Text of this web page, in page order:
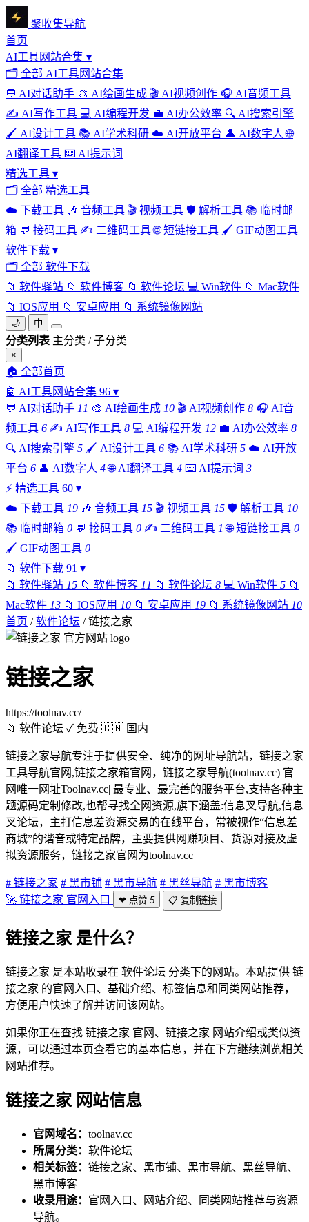
聚收集导航
首页
AI工具网站合集 ▾
🗂 全部 AI工具网站合集
💬 AI对话助手 🎨 AI绘画生成 🎬 AI视频创作 🎧 AI音频工具
✍️ AI写作工具 💻 AI编程开发 💼 AI办公效率 🔍 AI搜索引擎
🖌️ AI设计工具 📚 AI学术科研 ☁️ AI开放平台 👤 AI数字人 🌐
AI翻译工具 ⌨️ AI提示词
精选工具 ▾
🗂 全部 精选工具
☁️ 下载工具 🎶 音频工具 🎬 视频工具 🛡️ 解析工具 📚 临时邮
箱 💬 接码工具 ✍️ 二维码工具 🌐 短链接工具 🖌️ GIF动图工具
软件下载 ▾
🗂 全部 软件下载
📁 软件驿站 📁 软件博客 📁 软件论坛 💻 Win软件 📁 Mac软件
📁 IOS应用 📁 安卓应用 📁 系统镜像网站
🌙 中
分类列表 主分类 / 子分类
×
🏠 全部首页
🤖 AI工具网站合集 96 ▾
💬 AI对话助手 11 🎨 AI绘画生成 10 🎬 AI视频创作 8 🎧 AI音
频工具 6 ✍️ AI写作工具 8 💻 AI编程开发 12 💼 AI办公效率 8
🔍 AI搜索引擎 5 🖌️ AI设计工具 6 📚 AI学术科研 5 ☁️ AI开放
平台 6 👤 AI数字人 4 🌐 AI翻译工具 4 ⌨️ AI提示词 3
⚡ 精选工具 60 ▾
☁️ 下载工具 19 🎶 音频工具 15 🎬 视频工具 15 🛡️ 解析工具 10
📚 临时邮箱 0 💬 接码工具 0 ✍️ 二维码工具 1 🌐 短链接工具 0
🖌️ GIF动图工具 0
📁 软件下载 91 ▾
📁 软件驿站 15 📁 软件博客 11 📁 软件论坛 8 💻 Win软件 5 📁
Mac软件 13 📁 IOS应用 10 📁 安卓应用 19 📁 系统镜像网站 10
首页 / 软件论坛 / 链接之家
链接之家
https://toolnav.cc/
📁 软件论坛 ✓ 免费 🇨🇳 国内
链接之家导航专注于提供安全、纯净的网址导航站，链接之家
工具导航官网,链接之家箱官网，链接之家导航(toolnav.cc) 官
网唯一网址Toolnav.cc| 最专业、最完善的服务平台,支持各种主
题源码定制修改,也帮寻找全网资源,旗下涵盖:信息叉导航,信息
叉论坛，主打‌信息差资源交易‌的在线平台，常被视作“信息差
商城”的谐音或特定品牌，主要提供网赚项目、货源对接及虚
拟资源服务，链接之家官网为toolnav.cc
# 链接之家 # 黑市铺 # 黑市导航 # 黑丝导航 # 黑市博客
🚀 链接之家 官网入口
❤ 点赞 5 📋 复制链接
链接之家 是什么？
链接之家 是本站收录在 软件论坛 分类下的网站。本站提供 链
接之家 的官网入口、基础介绍、标签信息和同类网站推荐，
方便用户快速了解并访问该网站。
如果你正在查找 链接之家 官网、链接之家 网站介绍或类似资
源，可以通过本页查看它的基本信息，并在下方继续浏览相关
网站推荐。
链接之家 网站信息
官网域名： toolnav.cc
所属分类： 软件论坛
相关标签： 链接之家、黑市铺、黑市导航、黑丝导航、
黑市博客
收录用途： 官网入口、网站介绍、同类网站推荐与资源
导航。